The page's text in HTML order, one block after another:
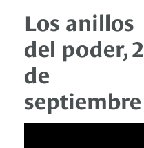
Los anillos
del poder, 2
de
septiembre